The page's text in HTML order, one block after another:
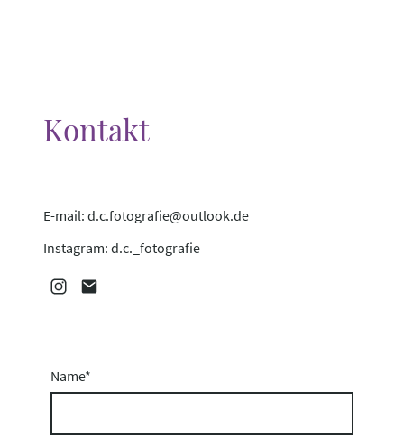
Kontakt
E-mail: d.c.fotografie@outlook.de
Instagram: d.c._fotografie
Name*